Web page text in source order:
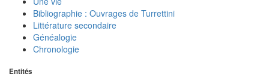
Bibliographie : Ouvrages de Turrettini
Littérature secondaire
Généalogie
Chronologie
Entités